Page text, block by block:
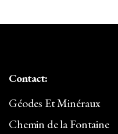
Contact:
Géodes Et Minéraux
Chemin de la Fontaine